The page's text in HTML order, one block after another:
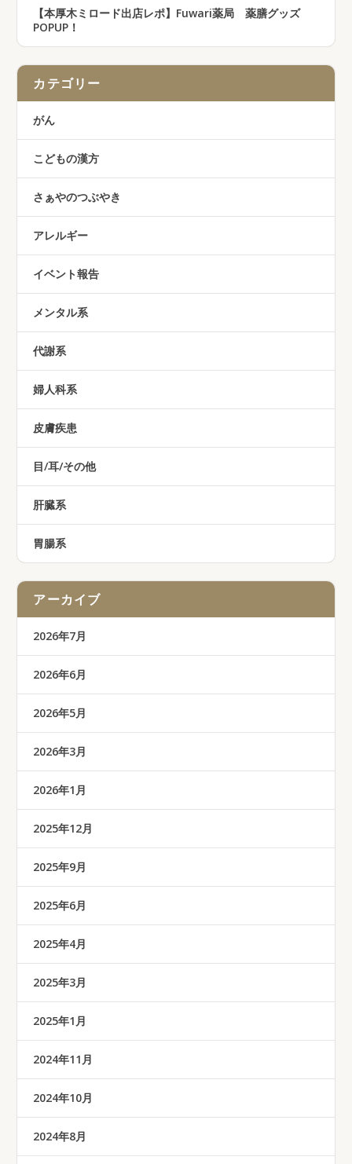
【本厚木ミロード出店レポ】Fuwari薬局 薬膳グッズ
POPUP！
カテゴリー
がん
こどもの漢方
さぁやのつぶやき
アレルギー
イベント報告
メンタル系
代謝系
婦人科系
皮膚疾患
目/耳/その他
肝臓系
胃腸系
アーカイブ
2026年7月
2026年6月
2026年5月
2026年3月
2026年1月
2025年12月
2025年9月
2025年6月
2025年4月
2025年3月
2025年1月
2024年11月
2024年10月
2024年8月